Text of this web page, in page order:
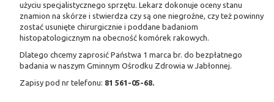
użyciu specjalistycznego sprzętu. Lekarz dokonuje oceny stanu
znamion na skórze i stwierdza czy są one niegroźne, czy też powinny
zostać usunięte chirurgicznie i poddane badaniom
histopatologicznym na obecność komórek rakowych.
Dlatego chcemy zaprosić Państwa 1 marca br. do bezpłatnego
badania w naszym Gminnym Ośrodku Zdrowia w Jabłonnej.
Zapisy pod nr telefonu: 81 561-05-68.